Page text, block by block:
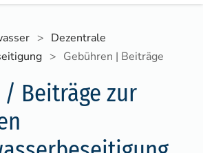
Dezentrale
Gebühren | Beiträge
/ Beiträge zur